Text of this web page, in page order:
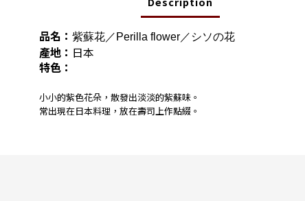
品名： 紫蘇花／Perilla flower／シソの花
產地： 日本
特色：
小小的紫色花朵，散發出淡淡的紫蘇味。
常出現在日本料理，放在壽司上作點綴。